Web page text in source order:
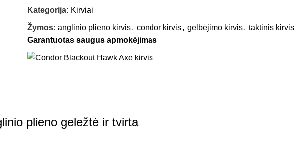
Kategorija: Kirviai
Žymos: anglinio plieno kirvis, condor kirvis, gelbėjimo kirvis, taktinis kirvis
Garantuotas saugus apmokėjimas
plieno geležtė ir tvirta